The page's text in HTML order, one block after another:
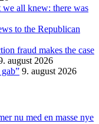
all knew: there was
to the Republican
fraud makes the case
august 2026
9. august 2026
nu med en masse nye